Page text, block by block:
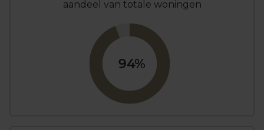
aandeel van totale woningen
94%